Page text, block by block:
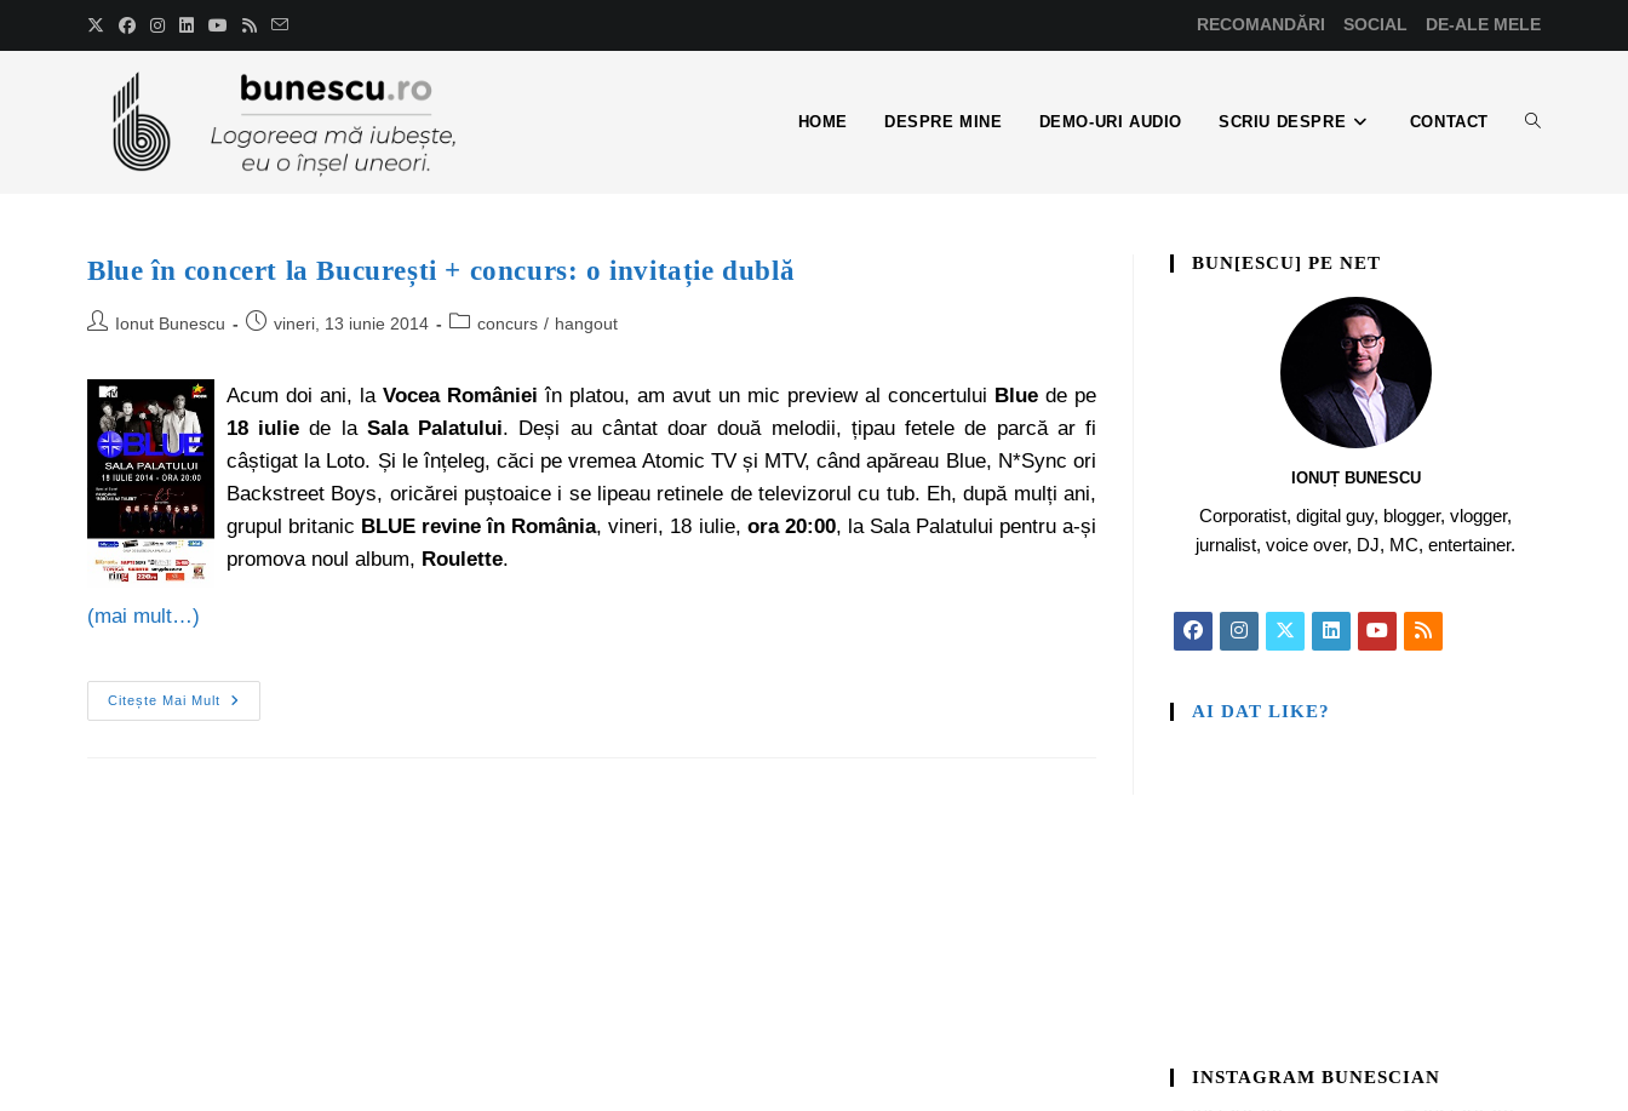
RECOMANDĂRI SOCIAL DE-ALE MELE
HOME DESPRE MINE DEMO-URI AUDIO SCRIU DESPRE CONTACT
Blue în concert la București + concurs: o invitație dublă
Ionut Bunescu vineri, 13 iunie 2014 concurs / hangout
Acum doi ani, la Vocea Românieiîn platou, am avut un mic preview al concertului Blue de pe
18 iulie de la Sala Palatului. Deși au cântat doar două melodii, țipau fetele de parcă ar fi
câștigat la Loto. Și le înțeleg, căci pe vremea Atomic TV și MTV, când apăreau Blue, N*Sync ori
Backstreet Boys, oricărei puștoaice i se lipeau retinele de televizorul cu tub. Eh, după mulți ani,
grupul britanic BLUE revine în România, vineri, 18 iulie, ora 20:00, la Sala Palatului pentru a-și
promova noul album, Roulette.
(mai mult…)
Citește Mai Mult
BUN[ESCU] PE NET
IONUȚ BUNESCU
Corporatist, digital guy, blogger, vlogger,
jurnalist, voice over, DJ, MC, entertainer.
AI DAT LIKE?
INSTAGRAM BUNESCIAN